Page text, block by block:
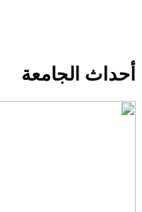
أحداث الجامعة